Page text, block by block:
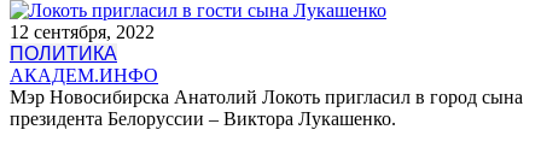
12 сентября, 2022
ПОЛИТИКА
АКАДЕМ.ИНФО
Мэр Новосибирска Анатолий Локоть пригласил в город сына
президента Белоруссии – Виктора Лукашенко.